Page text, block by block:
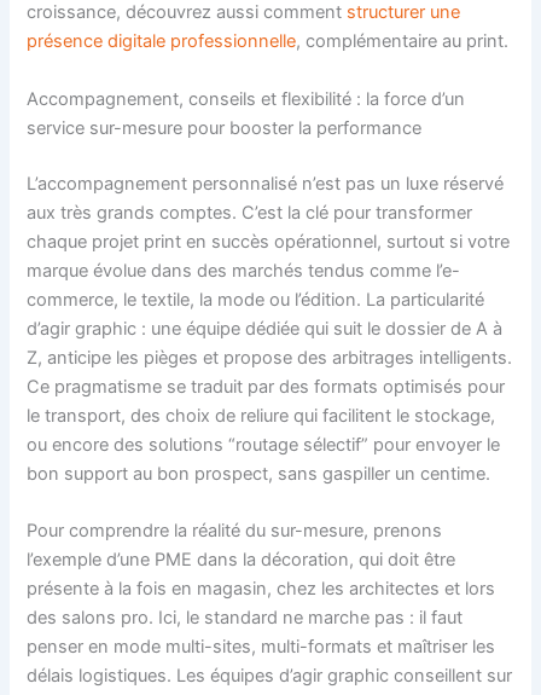
croissance, découvrez aussi comment structurer une
présence digitale professionnelle, complémentaire au print.
Accompagnement, conseils et flexibilité : la force d’un
service sur-mesure pour booster la performance
L’accompagnement personnalisé n’est pas un luxe réservé
aux très grands comptes. C’est la clé pour transformer
chaque projet print en succès opérationnel, surtout si votre
marque évolue dans des marchés tendus comme l’e-
commerce, le textile, la mode ou l’édition. La particularité
d’agir graphic : une équipe dédiée qui suit le dossier de A à
Z, anticipe les pièges et propose des arbitrages intelligents.
Ce pragmatisme se traduit par des formats optimisés pour
le transport, des choix de reliure qui facilitent le stockage,
ou encore des solutions “routage sélectif” pour envoyer le
bon support au bon prospect, sans gaspiller un centime.
Pour comprendre la réalité du sur-mesure, prenons
l’exemple d’une PME dans la décoration, qui doit être
présente à la fois en magasin, chez les architectes et lors
des salons pro. Ici, le standard ne marche pas : il faut
penser en mode multi-sites, multi-formats et maîtriser les
délais logistiques. Les équipes d’agir graphic conseillent sur